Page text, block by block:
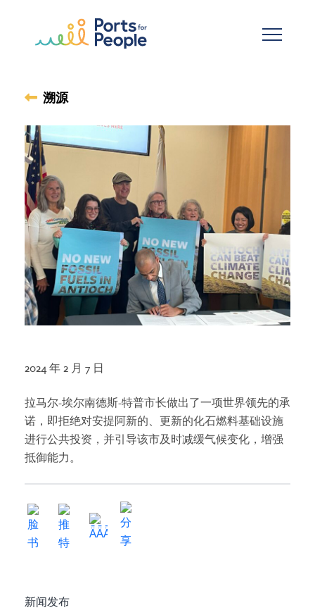
溯源
2024 年 2 月 7 日
拉马尔-埃尔南德斯-特普市长做出了一项世界领先的承
诺，即拒绝对安提阿新的、更新的化石燃料基础设施
进行公共投资，并引导该市及时减缓气候变化，增强
抵御能力。
新闻发布